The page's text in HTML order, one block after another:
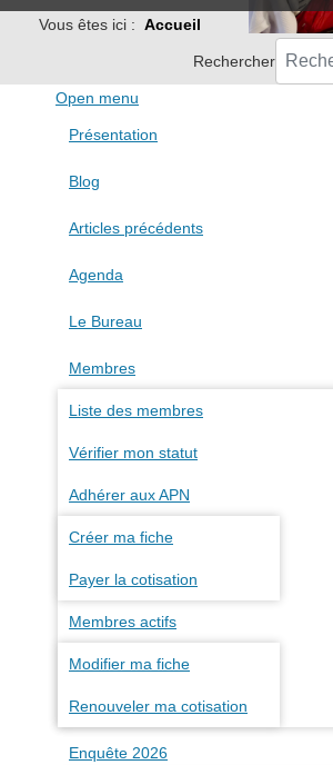
Vous êtes ici : Accueil
Rechercher
Open menu
Présentation
Blog
Articles précédents
Agenda
Le Bureau
Membres
Liste des membres
Vérifier mon statut
Adhérer aux APN
Créer ma fiche
Payer la cotisation
Membres actifs
Modifier ma fiche
Renouveler ma cotisation
Enquête 2026